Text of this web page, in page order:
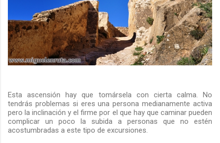
Esta ascensión hay que tomársela con cierta calma. No
tendrás problemas si eres una persona medianamente activa
pero la inclinación y el firme por el que hay que caminar pueden
complicar un poco la subida a personas que no estén
acostumbradas a este tipo de excursiones.